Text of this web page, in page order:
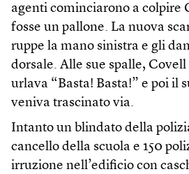
agenti cominciarono a colpire
fosse un pallone. La nuova
ruppe la mano sinistra e gli
dorsale. Alle sue spalle,
urlava “Basta! Basta!” e poi il
veniva trascinato via.
Intanto un blindato della
cancello della scuola e 150
irruzione nell’edificio con